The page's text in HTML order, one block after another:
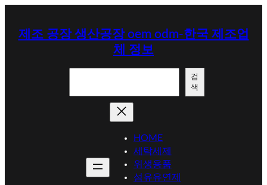
제조 공장 생산공장 oem odm-한국 제조업
체 정보
검
색
HOME
세탁세제
위생용품
섬유유연제